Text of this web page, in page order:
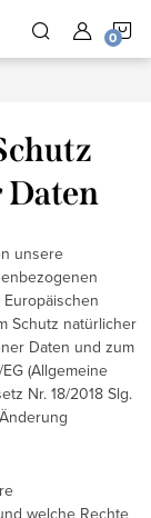
Daten
unsere
Schutz natürlicher
Daten und zum
(Allgemeine
Nr. 18/2018 Slg.
welche Rechte